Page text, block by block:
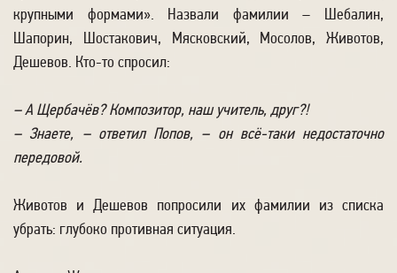
крупными формами». Назвали фамилии – Шебалин,
Шапорин, Шостакович, Мясковский, Мосолов, Животов,
Дешевов. Кто-то спросил:
– А Щербачёв? Композитор, наш учитель, друг?!
– Знаете, – ответил Попов, – он всё-таки недостаточно
передовой.
Животов и Дешевов попросили их фамилии из списка
убрать: глубоко противная ситуация.